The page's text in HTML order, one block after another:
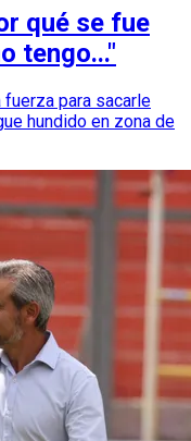
qué se fue
tengo..."
fuerza para sacarle
hundido en zona de